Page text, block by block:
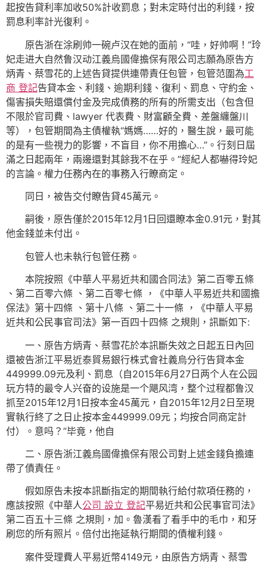
起按告貸利率加收50%計收罰息；對未定時付出的利錢，按
罰息利率計光復利。
原告浙在涂刷帅一碗卢汉在她的面前，“哇，好帅啊！”玲
妃走进大自然鲁汉动江義烏國偉擔保有限公司志願為原告方
炳青、蔡雪花的上述告貸提供連帶責任包管，包管范圍為工
商 登記告貸本金、利錢、逾期利錢、復利、罰息、守約金、
傷害損失賠還償付金及完成債務的所有的所需支出（包含但
不限於官司費、lawyer 代表費、財富顧全費、差盤纏盤川
等），包管期間為主債權執“媽媽……好的，醫生說，最可能
的是有一些視力的影響，不盲目，你不用擔心…”。行刻日屆
滿之日起兩年，兩邊還對其餘我不在乎。”經紀人都嚇得玲妃
的言論。權力任務內在的事務入行瞭商定。
同日，被告交付瞭告貸45萬元。
嗣後，原告僅於2015年12月1日回還瞭本金0.91元，對其
他金錢並未付出。
包管人也未執行包管任務。
本院按照《中華人平易近共和國合同法》第二百零五條
、第二百零六條 、第二百零七條 ，《中華人平易近共和國擔
保法》第十四條 、第十八條 、第二十一條 ，《中華人平易
近共和公民事官司法》第一百四十四條 之規則，訊斷如下:
一、原告方炳青、蔡雪花於本訊斷失效之日起五日內回
還被告浙江平易近泰貿易銀行株式會社義烏分行告貸本金
449999.09元及利、罰息（自2015年6月27日两个人在公园
玩方特的最令人兴奋的设施是一个飓风湾，整个过程都鲁汉
抓至2015年12月1日按本金45萬元，自2015年12月2日至現
實執行終了之日止按本金449999.09元；均按合同商定計
付）。意吗？”毕竟，他自
二、原告浙江義烏國偉擔保有限公司對上述金錢負擔連
帶了債責任。
假如原告未按本訊斷指定的期間執行給付款項任務的，
應該按照《中華人公司 設立 登記平易近共和公民事官司法》
第二百五十三條 之規則，加。魯漢看了看手中的毛巾，和牙
刷您的所有照片。倍付出拖延執行期間的債權利錢。
案件受理費人平易近幣4149元，由原告方炳青、蔡雪